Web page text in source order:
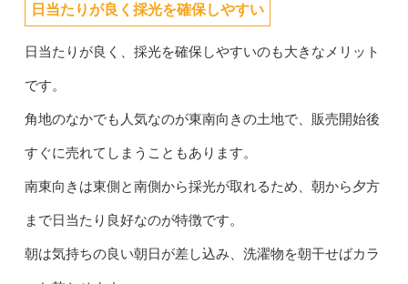
日当たりが良く採光を確保しやすい
日当たりが良く、採光を確保しやすいのも大きなメリット
です。
角地のなかでも人気なのが東南向きの土地で、販売開始後
すぐに売れてしまうこともあります。
南東向きは東側と南側から採光が取れるため、朝から夕方
まで日当たり良好なのが特徴です。
朝は気持ちの良い朝日が差し込み、洗濯物を朝干せばカラ